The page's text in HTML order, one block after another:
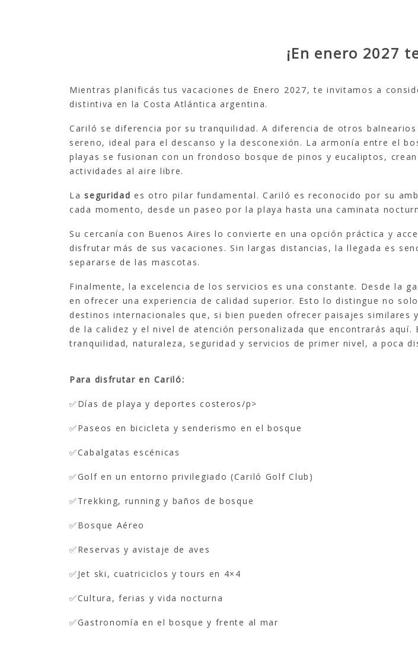
¡En enero 2027
Mientras planificás tus vacaciones de Enero 2027, te invitamos a
distintiva en la Costa Atlántica argentina.
Cariló se diferencia por su tranquilidad. A diferencia de otros
sereno, ideal para el descanso y la desconexión. La armonía entre el
playas se fusionan con un frondoso bosque de pinos y eucaliptos,
actividades al aire libre.
Laseguridad es otro pilar fundamental. Cariló es reconocido por su
cada momento, desde un paseo por la playa hasta una caminata
Su cercanía con Buenos Aires lo convierte en una opción práctica y
disfrutar más de sus vacaciones. Sin largas distancias, la llegada es
separarse de las mascotas.
Finalmente, la excelencia de los servicios es una constante. Desde la
en ofrecer una experiencia de calidad superior. Esto lo distingue no
destinos internacionales que, si bien pueden ofrecer paisajes
de la calidez y el nivel de atención personalizada que encontrarás
tranquilidad, naturaleza, seguridad y servicios de primer nivel, a poca
Para disfrutar en Cariló:
✅Días de playa y deportes costeros/p>
✅Paseos en bicicleta y senderismo en el bosque
✅Cabalgatas escénicas
✅Golf en un entorno privilegiado (Cariló Golf Club)
✅Trekking, running y baños de bosque
✅Bosque Aéreo
✅Reservas y avistaje de aves
✅Jet ski, cuatriciclos y tours en 4×4
✅Cultura, ferias y vida nocturna
✅Gastronomía en el bosque y frente al mar